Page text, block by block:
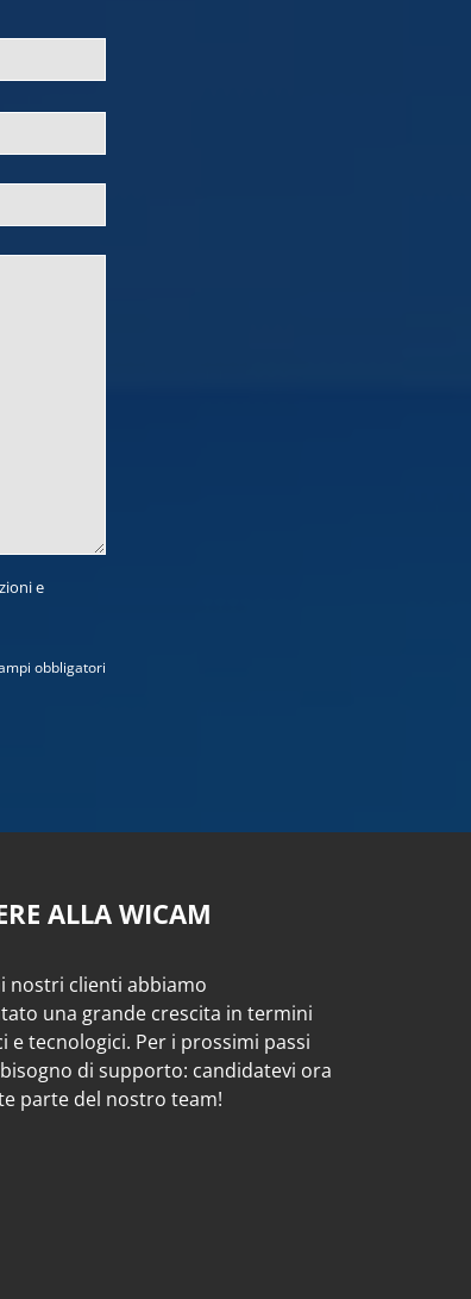
e
obbligatori
ALLA WICAM
nostri clienti abbiamo
una grande crescita in termini
e tecnologici. Per i prossimi passi
di supporto: candidatevi ora
parte del nostro team!